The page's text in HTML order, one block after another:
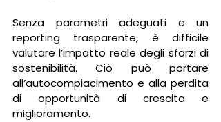
Senza parametri adeguati e un
reporting trasparente, è difficile
valutare l’impatto reale degli sforzi di
sostenibilità. Ciò può portare
all’autocompiacimento e alla perdita
di opportunità di crescita e
miglioramento.